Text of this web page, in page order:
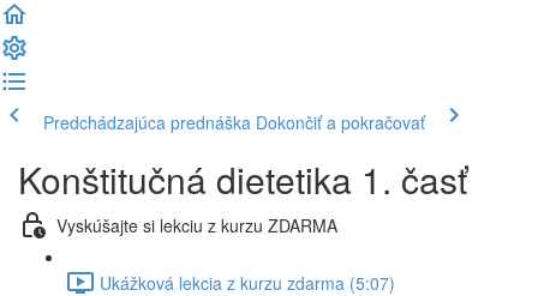
Predchádzajúca prednáška Dokončiť a pokračovať
Konštitučná dietetika 1. časť
Vyskúšajte si lekciu z kurzu ZDARMA
Ukážková lekcia z kurzu zdarma (5:07)